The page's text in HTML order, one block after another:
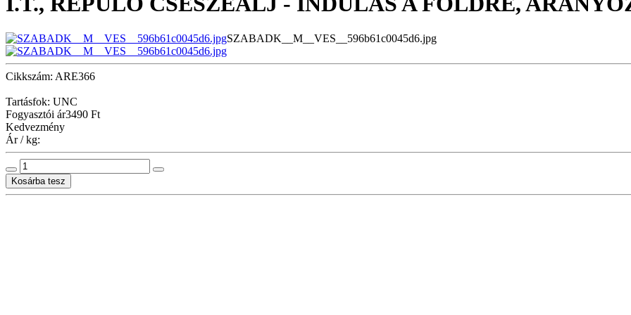
SZABADK__M__VES__596b61c0045d6.jpg
Cikkszám: ARE366
Tartásfok: UNC
Fogyasztói ár3490 Ft
Kedvezmény
Ár / kg: